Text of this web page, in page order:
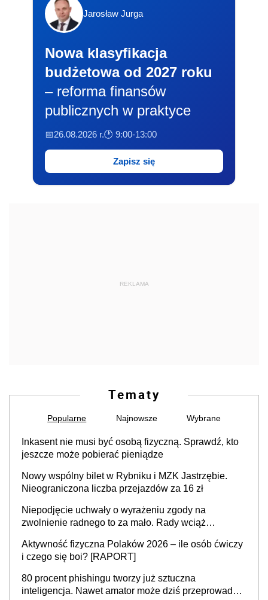
Jarosław Jurga
Nowa klasyfikacja
budżetowa od 2027 roku
– reforma finansów
publicznych w praktyce
📅26.08.2026 r.🕐 9:00-13:00
Zapisz się
REKLAMA
Tematy
Popularne Najnowsze Wybrane
Inkasent nie musi być osobą fizyczną. Sprawdź, kto
jeszcze może pobierać pieniądze
Nowy wspólny bilet w Rybniku i MZK Jastrzębie.
Nieograniczona liczba przejazdów za 16 zł
Niepodjęcie uchwały o wyrażeniu zgody na
zwolnienie radnego to za mało. Rady wciąż
sprawy
Aktywność fizyczna Polaków 2026 – ile osób ćwiczy
i czego się boi? [RAPORT]
80 procent phishingu tworzy już sztuczna
inteligencja. Nawet amator może dziś przeprowadzić